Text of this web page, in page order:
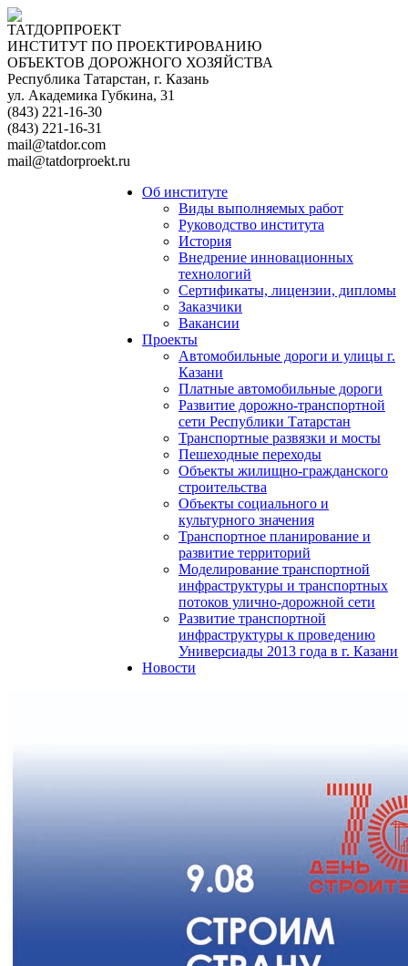
ТАТДОРПРОЕКТ
ИНСТИТУТ ПО ПРОЕКТИРОВАНИЮ
ОБЪЕКТОВ ДОРОЖНОГО ХОЗЯЙСТВА
Республика Татарстан, г. Казань
ул. Академика Губкина, 31
(843) 221-16-30
(843) 221-16-31
mail@tatdor.com
mail@tatdorproekt.ru
Об институте
Виды выполняемых работ
Руководство института
История
Внедрение инновационных
технологий
Сертификаты, лицензии, дипломы
Заказчики
Вакансии
Проекты
Автомобильные дороги и улицы г.
Казани
Платные автомобильные дороги
Развитие дорожно-транспортной
сети Республики Татарстан
Транспортные развязки и мосты
Пешеходные переходы
Объекты жилищно-гражданского
строительства
Объекты социального и
культурного значения
Транспортное планирование и
развитие территорий
Моделирование транспортной
инфраструктуры и транспортных
потоков улично-дорожной сети
Развитие транспортной
инфраструктуры к проведению
Универсиады 2013 года в г. Казани
Новости